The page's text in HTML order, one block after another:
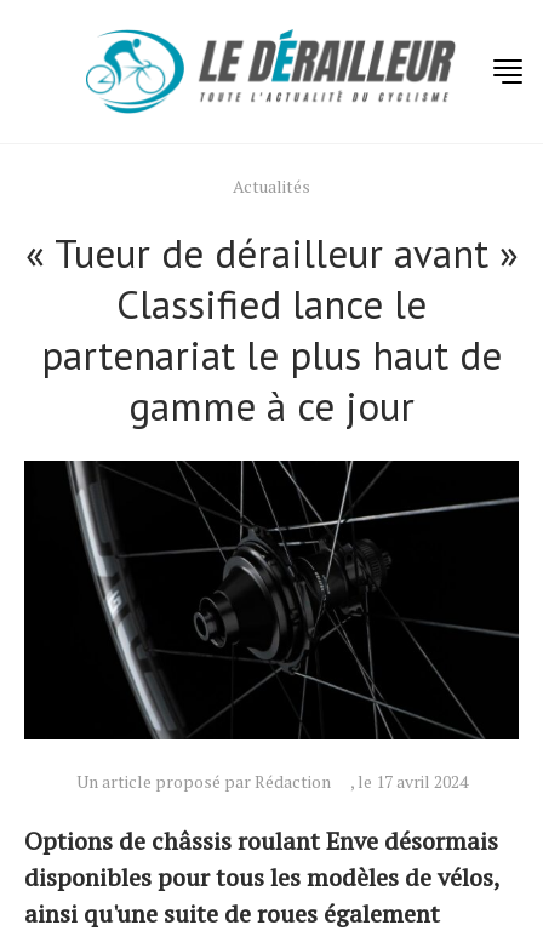
Actualités
« Tueur de dérailleur avant »
Classified lance le
partenariat le plus haut de
gamme à ce jour
Un article proposé par Rédaction , le 17 avril 2024
Options de châssis roulant Enve désormais
disponibles pour tous les modèles de vélos,
ainsi qu'une suite de roues également